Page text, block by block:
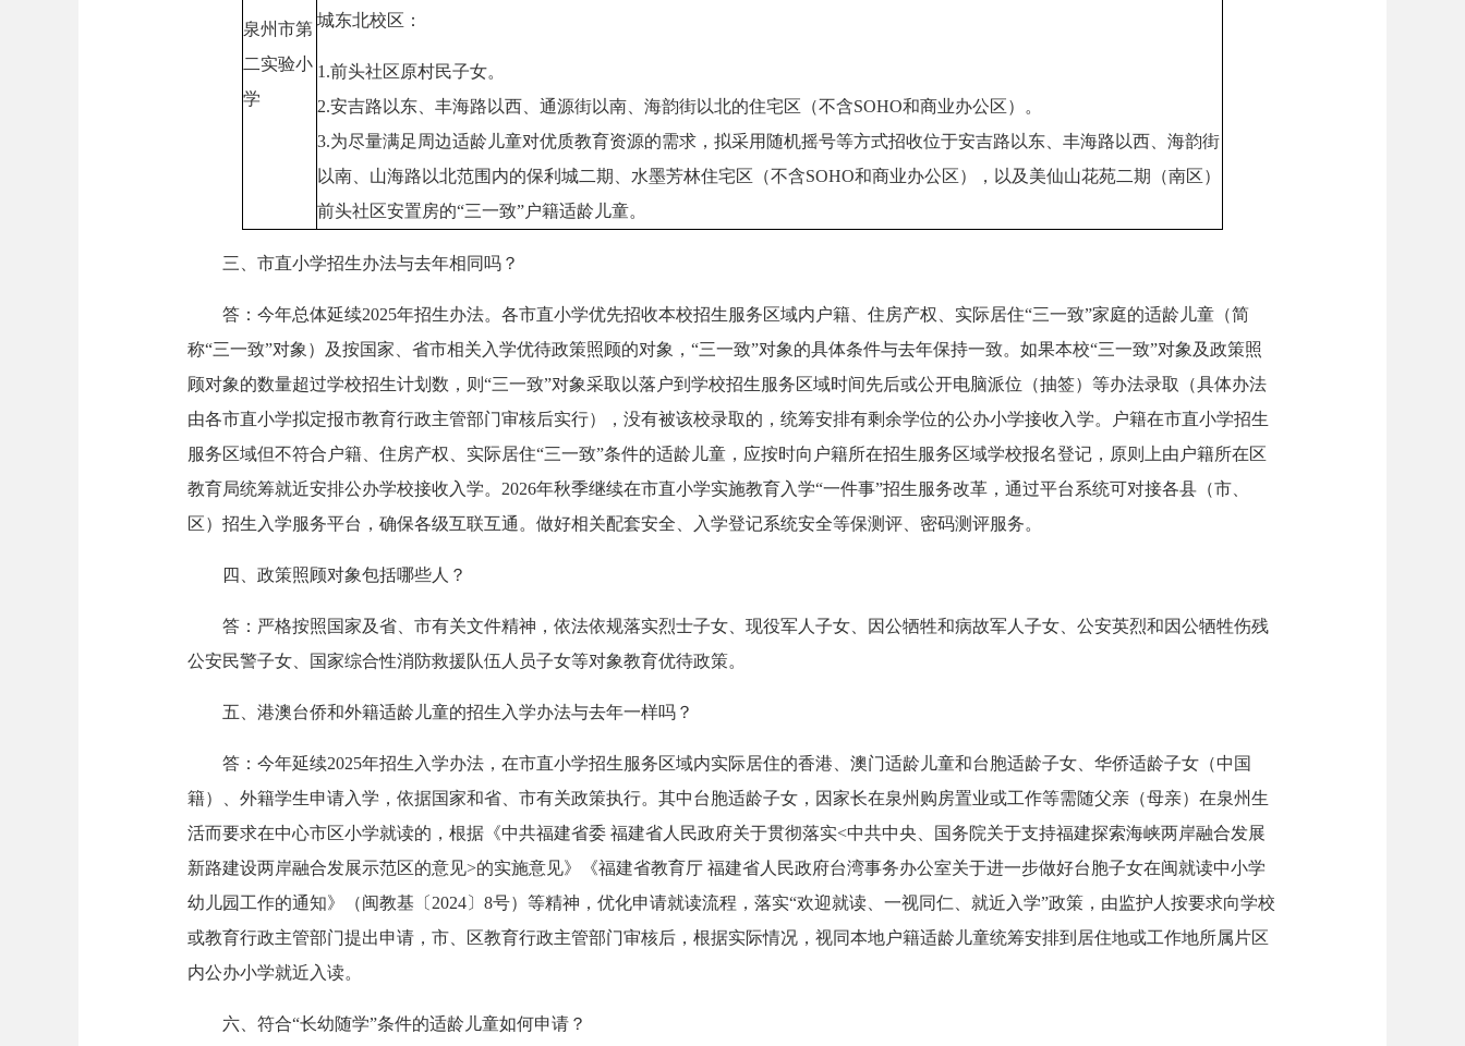
泉州市第
二实验小
学
城东北校区：
1.前头社区原村民子女。
2.安吉路以东、丰海路以西、通源街以南、海韵街以北的住宅区（不含SOHO和商业办公区）。
3.为尽量满足周边适龄儿童对优质教育资源的需求，拟采用随机摇号等方式招收位于安吉路以东、丰海路以西、海韵街
以南、山海路以北范围内的保利城二期、水墨芳林住宅区（不含SOHO和商业办公区），以及美仙山花苑二期（南区）
前头社区安置房的“三一致”户籍适龄儿童。
三、市直小学招生办法与去年相同吗？
答：今年总体延续2025年招生办法。各市直小学优先招收本校招生服务区域内户籍、住房产权、实际居住“三一致”家庭的适龄儿童（简
称“三一致”对象）及按国家、省市相关入学优待政策照顾的对象，“三一致”对象的具体条件与去年保持一致。如果本校“三一致”对象及政策照
顾对象的数量超过学校招生计划数，则“三一致”对象采取以落户到学校招生服务区域时间先后或公开电脑派位（抽签）等办法录取（具体办法
由各市直小学拟定报市教育行政主管部门审核后实行），没有被该校录取的，统筹安排有剩余学位的公办小学接收入学。户籍在市直小学招生
服务区域但不符合户籍、住房产权、实际居住“三一致”条件的适龄儿童，应按时向户籍所在招生服务区域学校报名登记，原则上由户籍所在区
教育局统筹就近安排公办学校接收入学。2026年秋季继续在市直小学实施教育入学“一件事”招生服务改革，通过平台系统可对接各县（市、
区）招生入学服务平台，确保各级互联互通。做好相关配套安全、入学登记系统安全等保测评、密码测评服务。
四、政策照顾对象包括哪些人？
答：严格按照国家及省、市有关文件精神，依法依规落实烈士子女、现役军人子女、因公牺牲和病故军人子女、公安英烈和因公牺牲伤残
公安民警子女、国家综合性消防救援队伍人员子女等对象教育优待政策。
五、港澳台侨和外籍适龄儿童的招生入学办法与去年一样吗？
答：今年延续2025年招生入学办法，在市直小学招生服务区域内实际居住的香港、澳门适龄儿童和台胞适龄子女、华侨适龄子女（中国
籍）、外籍学生申请入学，依据国家和省、市有关政策执行。其中台胞适龄子女，因家长在泉州购房置业或工作等需随父亲（母亲）在泉州生
活而要求在中心市区小学就读的，根据《中共福建省委 福建省人民政府关于贯彻落实<中共中央、国务院关于支持福建探索海峡两岸融合发展
新路建设两岸融合发展示范区的意见>的实施意见》《福建省教育厅 福建省人民政府台湾事务办公室关于进一步做好台胞子女在闽就读中小学
幼儿园工作的通知》（闽教基〔2024〕8号）等精神，优化申请就读流程，落实“欢迎就读、一视同仁、就近入学”政策，由监护人按要求向学校
或教育行政主管部门提出申请，市、区教育行政主管部门审核后，根据实际情况，视同本地户籍适龄儿童统筹安排到居住地或工作地所属片区
内公办小学就近入读。
六、符合“长幼随学”条件的适龄儿童如何申请？